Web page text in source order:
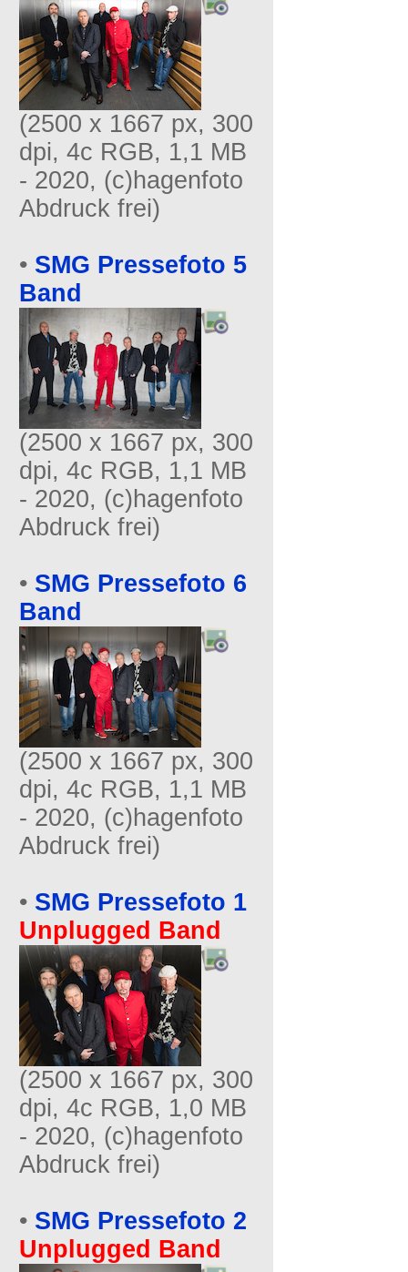
(2500 x 1667 px, 300
dpi, 4c RGB, 1,1 MB
- 2020, (c)hagenfoto
Abdruck frei)
• SMG Pressefoto 5
Band
(2500 x 1667 px, 300
dpi, 4c RGB, 1,1 MB
- 2020, (c)hagenfoto
Abdruck frei)
• SMG Pressefoto 6
Band
(2500 x 1667 px, 300
dpi, 4c RGB, 1,1 MB
- 2020, (c)hagenfoto
Abdruck frei)
• SMG Pressefoto 1
Unplugged Band
(2500 x 1667 px, 300
dpi, 4c RGB, 1,0 MB
- 2020, (c)hagenfoto
Abdruck frei)
• SMG Pressefoto 2
Unplugged Band